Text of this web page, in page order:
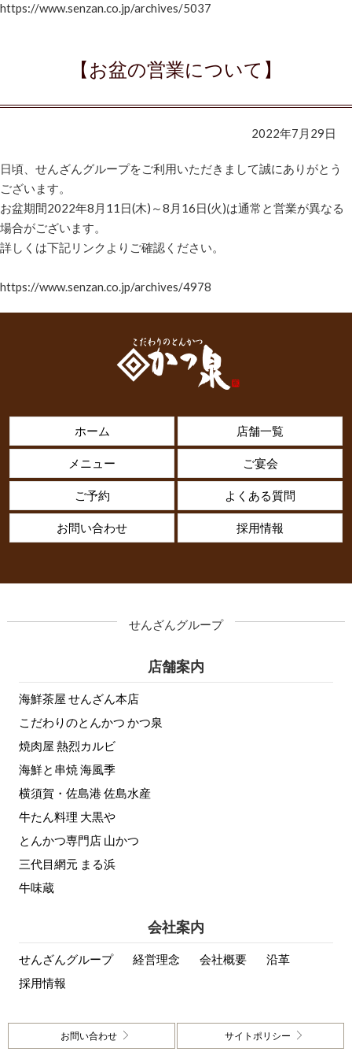
https://www.senzan.co.jp/archives/5037
【お盆の営業について】
2022年7月29日
日頃、せんざんグループをご利用いただきまして誠にありがとう
ございます。
お盆期間2022年8月11日(木)～8月16日(火)は通常と営業が異なる
場合がございます。
詳しくは下記リンクよりご確認ください。
https://www.senzan.co.jp/archives/4978
ホーム 店舗一覧
メニュー ご宴会
ご予約 よくある質問
お問い合わせ 採用情報
せんざんグループ
店舗案内
海鮮茶屋 せんざん本店
こだわりのとんかつ かつ泉
焼肉屋 熱烈カルビ
海鮮と串焼 海風季
横須賀・佐島港 佐島水産
牛たん料理 大黒や
とんかつ専門店 山かつ
三代目網元 まる浜
牛味蔵
会社案内
せんざんグループ 経営理念 会社概要
沿革
採用情報
お問い合わせ サイトポリシー